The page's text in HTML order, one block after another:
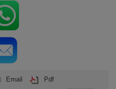
Email Pdf